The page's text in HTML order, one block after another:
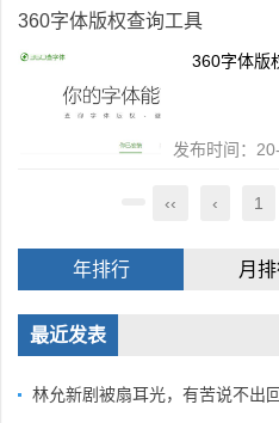
360字体版权查询工具
360字体版
发布时间：
‹‹ ‹ 1
年排行 月
最近发表
林允新剧被扇耳光，有苦说不出